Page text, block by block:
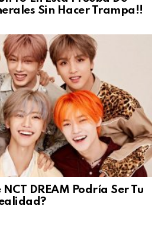
Sin Hacer Trampa!!
DREAM Podría Ser Tu